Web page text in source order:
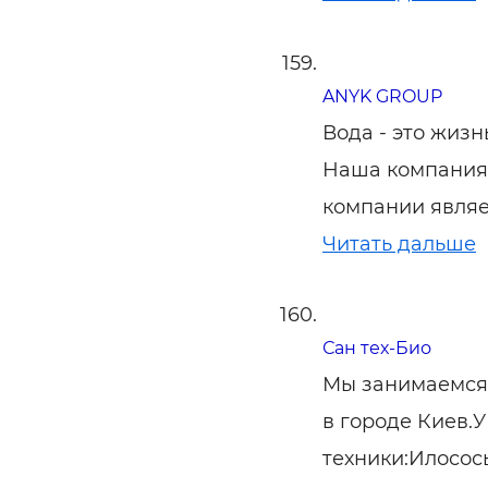
ANYK GROUP
Вода - это
Наша компания
компании
Читать дальше
Сан тех-Био
Мы занимаемся
в городе